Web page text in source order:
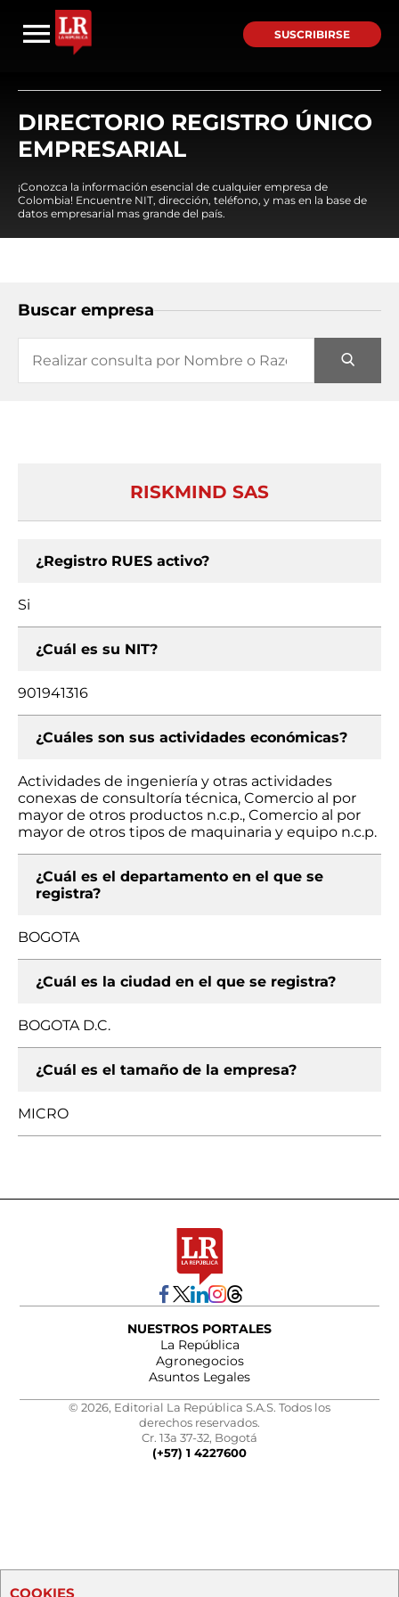
SUSCRIBIRSE
DIRECTORIO REGISTRO ÚNICO
EMPRESARIAL
¡Conozca la información esencial de cualquier empresa de
Colombia! Encuentre NIT, dirección, teléfono, y mas en la base de
datos empresarial mas grande del país.
Buscar empresa
RISKMIND SAS
¿Registro RUES activo?
Si
¿Cuál es su NIT?
901941316
¿Cuáles son sus actividades económicas?
Actividades de ingeniería y otras actividades
conexas de consultoría técnica, Comercio al por
mayor de otros productos n.c.p., Comercio al por
mayor de otros tipos de maquinaria y equipo n.c.p.
¿Cuál es el departamento en el que se
registra?
BOGOTA
¿Cuál es la ciudad en el que se registra?
BOGOTA D.C.
¿Cuál es el tamaño de la empresa?
MICRO
NUESTROS PORTALES
La República
Agronegocios
Asuntos Legales
© 2026, Editorial La República S.A.S. Todos los
derechos reservados.
Cr. 13a 37-32, Bogotá
(+57) 1 4227600
COOKIES